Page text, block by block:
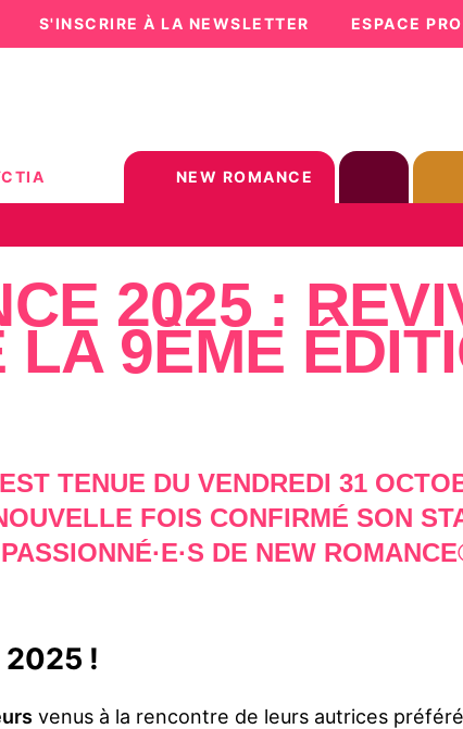
S'INSCRIRE À LA NEWSLETTER ESPACE
NEW ROMANCE
2025 :
9ÈME
TENUE DU VENDREDI 31
FOIS CONFIRMÉ SON
DE NEW
!
venus à la rencontre de leurs autrices